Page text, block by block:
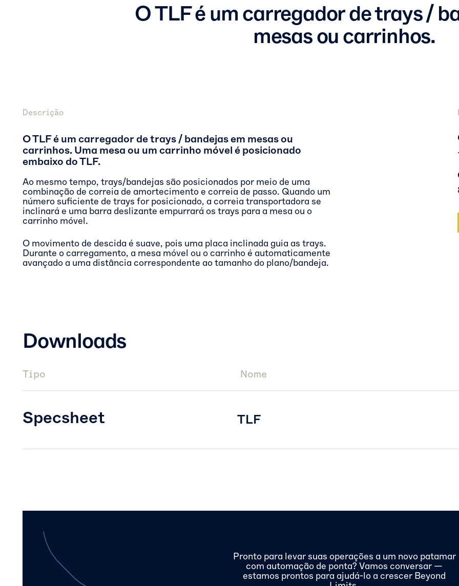
O TLF é um carregador de trays /
mesas ou carrinhos.
Descrição
O TLF é um carregador de trays / bandejas em mesas ou
carrinhos. Uma mesa ou um carrinho móvel é posicionado
embaixo do TLF.
Ao mesmo tempo, trays/bandejas são posicionados por meio de uma
combinação de correia de amortecimento e correia de passo. Quando um
número suficiente de trays for posicionado, a correia transportadora se
inclinará e uma barra deslizante empurrará os trays para a mesa ou o
carrinho móvel.
O movimento de descida é suave, pois uma placa inclinada guia as trays.
Durante o carregamento, a mesa móvel ou o carrinho é automaticamente
avançado a uma distância correspondente ao tamanho do plano/bandeja.
Downloads
Tipo Nome
Specsheet TLF
Pronto para levar suas operações a um novo patamar
com automação de ponta? Vamos conversar —
estamos prontos para ajudá-lo a crescer Beyond